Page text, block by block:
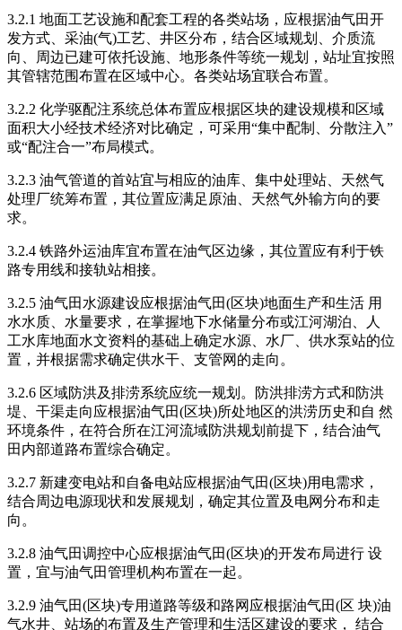
3.2.1 地面工艺设施和配套工程的各类站场，应根据油气田开
发方式、采油(气)工艺、井区分布，结合区域规划、介质流
向、周边已建可依托设施、地形条件等统一规划，站址宜按照
其管辖范围布置在区域中心。各类站场宜联合布置。
3.2.2 化学驱配注系统总体布置应根据区块的建设规模和区域
面积大小经技术经济对比确定，可采用“集中配制、分散注入”
或“配注合一”布局模式。
3.2.3 油气管道的首站宜与相应的油库、集中处理站、天然气
处理厂统筹布置，其位置应满足原油、天然气外输方向的要
求。
3.2.4 铁路外运油库宜布置在油气区边缘，其位置应有利于铁
路专用线和接轨站相接。
3.2.5 油气田水源建设应根据油气田(区块)地面生产和生活 用
水水质、水量要求，在掌握地下水储量分布或江河湖泊、人
工水库地面水文资料的基础上确定水源、水厂、供水泵站的位
置，并根据需求确定供水干、支管网的走向。
3.2.6 区域防洪及排涝系统应统一规划。防洪排涝方式和防洪
堤、干渠走向应根据油气田(区块)所处地区的洪涝历史和自 然
环境条件，在符合所在江河流域防洪规划前提下，结合油气
田内部道路布置综合确定。
3.2.7 新建变电站和自备电站应根据油气田(区块)用电需求，
结合周边电源现状和发展规划，确定其位置及电网分布和走
向。
3.2.8 油气田调控中心应根据油气田(区块)的开发布局进行 设
置，宜与油气田管理机构布置在一起。
3.2.9 油气田(区块)专用道路等级和路网应根据油气田(区 块)油
气水井、站场的布置及生产管理和生活区建设的要求， 结合